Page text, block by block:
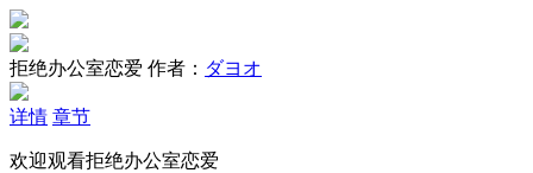
拒绝办公室恋爱 作者： ダヨオ
详情 章节
欢迎观看拒绝办公室恋爱